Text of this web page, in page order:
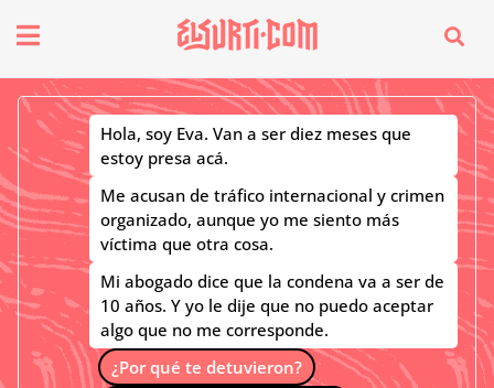
fenómenos
Futuros
Soberanas
Hola, soy Eva. Van a ser diez meses que
estoy presa acá.
Me acusan de tráfico internacional y crimen
organizado, aunque yo me siento más
víctima que otra cosa.
Mi abogado dice que la condena va a ser de
10 años. Y yo le dije que no puedo aceptar
algo que no me corresponde.
¿Por qué te detuvieron?